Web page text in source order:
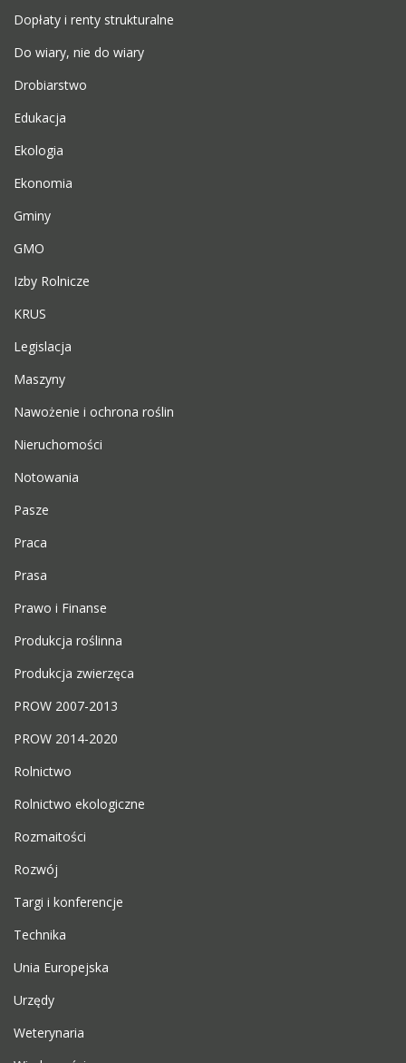
Dopłaty i renty strukturalne
Do wiary, nie do wiary
Drobiarstwo
Edukacja
Ekologia
Ekonomia
Gminy
GMO
Izby Rolnicze
KRUS
Legislacja
Maszyny
Nawożenie i ochrona roślin
Nieruchomości
Notowania
Pasze
Praca
Prasa
Prawo i Finanse
Produkcja roślinna
Produkcja zwierzęca
PROW 2007-2013
PROW 2014-2020
Rolnictwo
Rolnictwo ekologiczne
Rozmaitości
Rozwój
Targi i konferencje
Technika
Unia Europejska
Urzędy
Weterynaria